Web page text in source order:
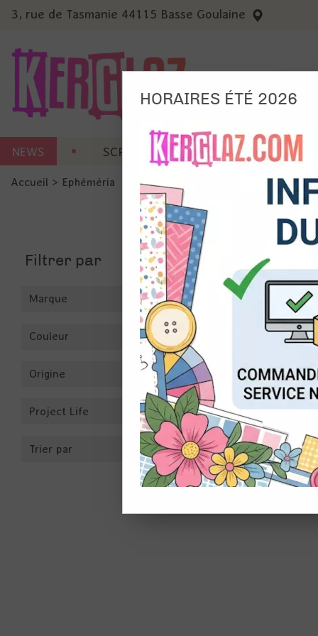
3, rue de Tasmanie 44115 Basse Goulaine
NEWS SCRAP CARTERIE MACHINES
Accueil > Ephéméria
Filtrer par
Marque
Couleur
Origine
Project Life
Trier par
50
Ils
et du
précises
Si vous
de la
HORAIRES ÉTÉ 2026